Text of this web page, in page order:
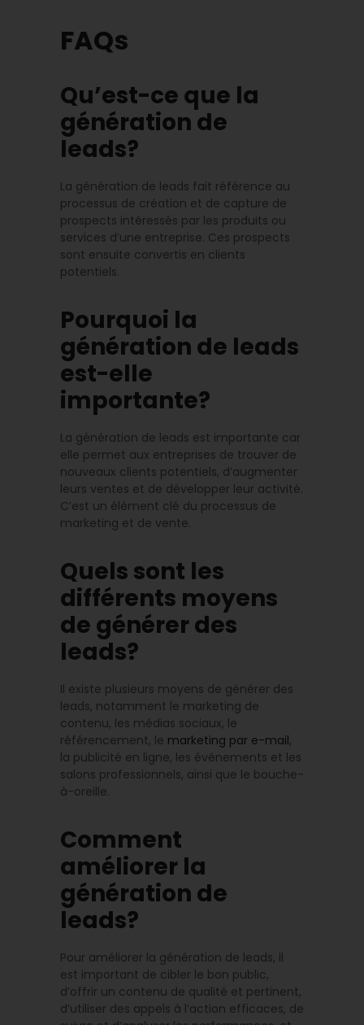
FAQs
Qu’est-ce que la
génération de
leads?
La génération de leads fait référence au
processus de création et de capture de
prospects intéressés par les produits ou
services d’une entreprise. Ces prospects
sont ensuite convertis en clients
potentiels.
Pourquoi la
génération de leads
est-elle
importante?
La génération de leads est importante car
elle permet aux entreprises de trouver de
nouveaux clients potentiels, d’augmenter
leurs ventes et de développer leur activité.
C’est un élément clé du processus de
marketing et de vente.
Quels sont les
différents moyens
de générer des
leads?
Il existe plusieurs moyens de générer des
leads, notamment le marketing de
contenu, les médias sociaux, le
référencement, le marketing par e-mail,
la publicité en ligne, les événements et les
salons professionnels, ainsi que le bouche-
à-oreille.
Comment
améliorer la
génération de
leads?
Pour améliorer la génération de leads, il
est important de cibler le bon public,
d’offrir un contenu de qualité et pertinent,
d’utiliser des appels à l’action efficaces, de